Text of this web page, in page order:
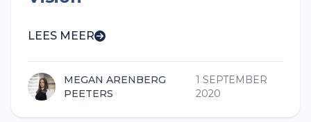
LEES MEER
MEGAN ARENBERG
PEETERS
1 SEPTEMBER
2020